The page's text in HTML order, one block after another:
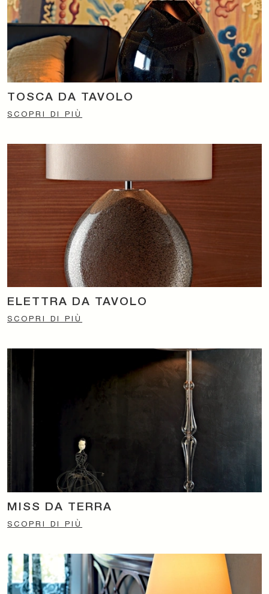
TOSCA DA TAVOLO
SCOPRI DI PIÙ
ELETTRA DA TAVOLO
SCOPRI DI PIÙ
MISS DA TERRA
SCOPRI DI PIÙ